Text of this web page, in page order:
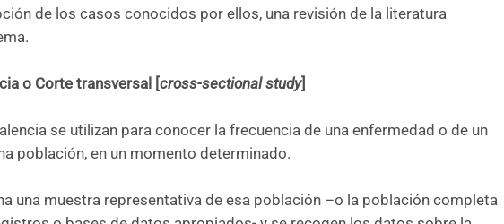
de los casos conocidos por ellos, una revisión de la literatura
o Corte transversal [cross-sectional study]
se utilizan para conocer la frecuencia de una enfermedad o de un
población, en un momento determinado.
una muestra representativa de esa población –o la población completa